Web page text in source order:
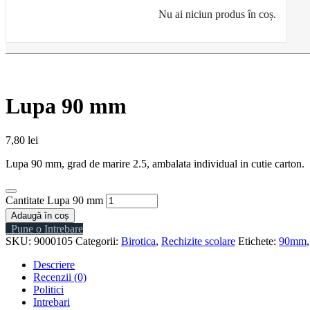
Nu ai niciun produs în coș.
Lupa 90 mm
7,80 lei
Lupa 90 mm, grad de marire 2.5, ambalata individual in cutie carton.
Cantitate Lupa 90 mm
Adaugă în coș
Pune o Intrebare
SKU: 9000105 Categorii: Birotica, Rechizite scolare Etichete: 90mm,
Descriere
Recenzii (0)
Politici
Intrebari